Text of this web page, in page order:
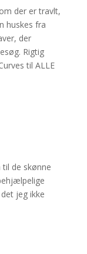
der er travlt,
huskes fra
der
Rigtig
til ALLE
til de skønne
jeg ikke